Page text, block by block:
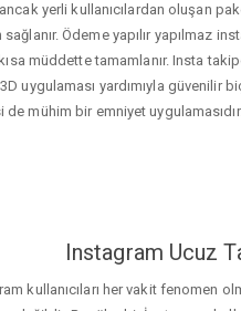
yerli kullanıcılardan oluşan
Ödeme yapılır yapılmaz
kısa müddette tamamlanır. Insta
uygulaması yardımıyla güvenilir
de mühim bir emniyet
Instagram Ucuz
kullanıcıları her vakit fenomen